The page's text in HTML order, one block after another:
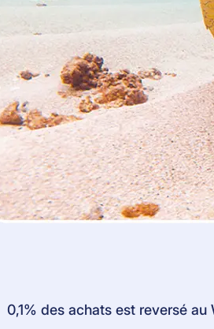
0,1% des achats est reversé au